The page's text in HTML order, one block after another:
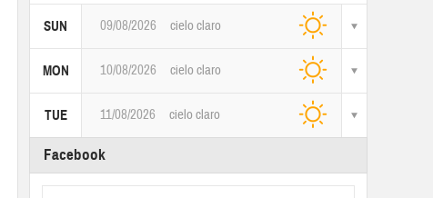
SUN 09/08/2026 cielo claro
MON 10/08/2026 cielo claro
TUE 11/08/2026 cielo claro
Facebook